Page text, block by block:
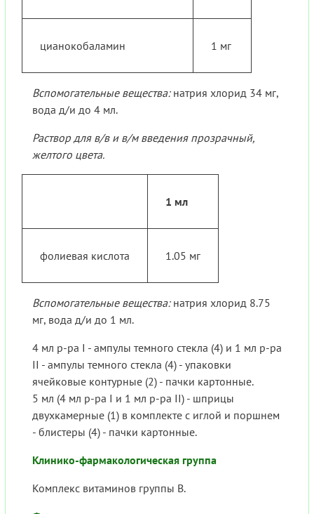
цианокобаламин 1 мг
Вспомогательные вещества:натрия хлорид 34 мг,
вода д/и до 4 мл.
Раствор для в/в и в/м введения прозрачный,
желтого цвета.
1 мл
фолиевая кислота 1.05 мг
Вспомогательные вещества: натрия хлорид 8.75
мг, вода д/и до 1 мл.
4 мл р-ра I - ампулы темного стекла (4) и 1 мл р-ра
II - ампулы темного стекла (4) - упаковки
ячейковые контурные (2) - пачки картонные.
5 мл (4 мл р-ра I и 1 мл р-ра II) - шприцы
двухкамерные (1) в комплекте с иглой и поршнем
- блистеры (4) - пачки картонные.
Клинико-фармакологическая группа
Комплекс витаминов группы В.